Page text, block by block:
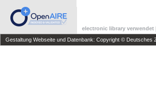
electronic library verwendet
Gestaltung Webseite und Datenbank: Copyright © Deutsches